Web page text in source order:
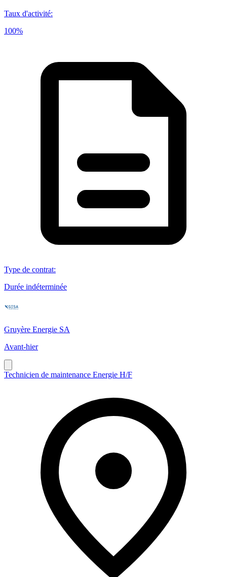
Taux d'activité:
100%
Type de contrat:
Durée indéterminée
Gruyère Energie SA
Avant-hier
Technicien de maintenance Energie H/F